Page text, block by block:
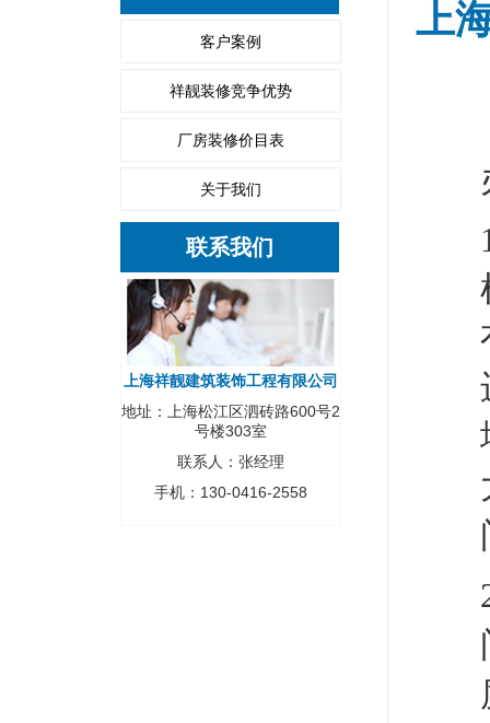
客户案例
祥靓装修竞争优势
厂房装修价目表
关于我们
联系我们
上海祥靓建筑装饰工程有限公司
地址：上海松江区泗砖路600号2
号楼303室
联系人：张经理
手机：130-0416-2558
上